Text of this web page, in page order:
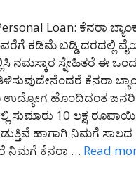
Loan: ಕೆನರಾ
ಕಡಿಮೆ ಬಡ್ಡಿ ದರದಲ್ಲಿ
ನಮಸ್ಕಾರ ಸ್ನೇಹಿತರೆ ಈ
ಕೆನರಾ
ಉದ್ಯೋಗ ಹೊಂದಿದಂತ
ಸುಮಾರು 10 ಲಕ್ಷ
ಹಾಗಾಗಿ ನಿಮಗೆ ಸಾಲದ
ನಿಮಗೆ ಕೆನರಾ … Read